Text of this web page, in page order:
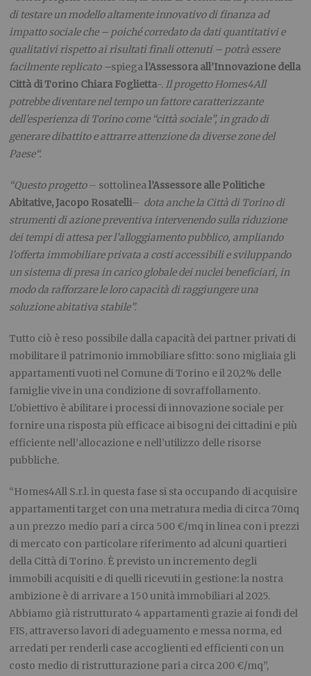
di testare un modello altamente innovativo di finanza ad
impatto sociale che – poiché corredato da dati quantitativi e
qualitativi rispetto ai risultati finali ottenuti – potrà essere
facilmente replicato –spiegal’Assessora all’Innovazione della
Città di Torino Chiara Foglietta-. Il progetto Homes4All
potrebbe diventare nel tempo un fattore caratterizzante
dell’esperienza di Torino come “città sociale”, in grado di
generare dibattito e attrarre attenzione da diverse zone del
Paese“.
“Questo progetto– sottolineal’Assessore alle Politiche
Abitative, Jacopo Rosatelli– dota anche la Città di Torino di
strumenti di azione preventiva intervenendo sulla riduzione
dei tempi di attesa per l’alloggiamento pubblico, ampliando
l’offerta immobiliare privata a costi accessibili e sviluppando
un sistema di presa in carico globale dei nuclei beneficiari, in
modo da rafforzare le loro capacità di raggiungere una
soluzione abitativa stabile”.
Tutto ciò è reso possibile dalla capacità dei partner privati di
mobilitare il patrimonio immobiliare sfitto: sono migliaia gli
appartamenti vuoti nel Comune di Torino e il 20,2% delle
famiglie vive in una condizione di sovraffollamento.
L’obiettivo è abilitare i processi di innovazione sociale per
fornire una risposta più efficace ai bisogni dei cittadini e più
efficiente nell’allocazione e nell’utilizzo delle risorse
pubbliche.
“Homes4All S.r.l. in questa fase si sta occupando di acquisire
appartamenti target con una metratura media di circa 70mq
a un prezzo medio pari a circa 500 €/mq in linea con i prezzi
di mercato con particolare riferimento ad alcuni quartieri
della Città di Torino. È previsto un incremento degli
immobili acquisiti e di quelli ricevuti in gestione: la nostra
ambizione è di arrivare a 150 unità immobiliari al 2025.
Abbiamo già ristrutturato 4 appartamenti grazie ai fondi del
FIS, attraverso lavori di adeguamento e messa norma, ed
arredati per renderli case accoglienti ed efficienti con un
costo medio di ristrutturazione pari a circa 200 €/mq”,